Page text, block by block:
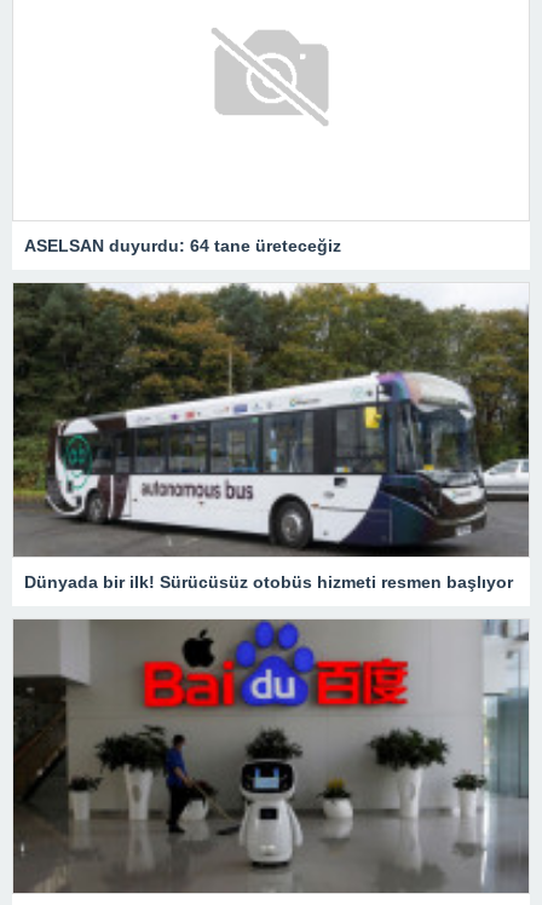
ASELSAN duyurdu: 64 tane üreteceğiz
Dünyada bir ilk! Sürücüsüz otobüs hizmeti resmen başlıyor